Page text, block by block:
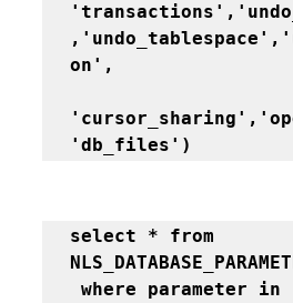
on',
'db_files')
select * from